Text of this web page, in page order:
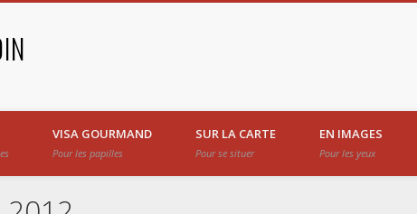
VISA GOURMAND
Pour les papilles
SUR LA CARTE
Pour se situer
EN IMAGES
Pour les yeux